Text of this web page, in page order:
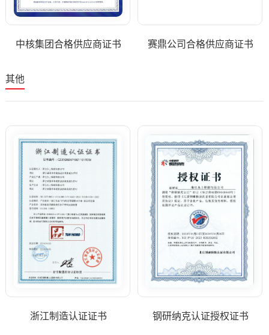
中核集团合格供应商证书 赛鼎公司合格供应商证书
其他
浙江制造认证证书 钢研纳克认证授权证书